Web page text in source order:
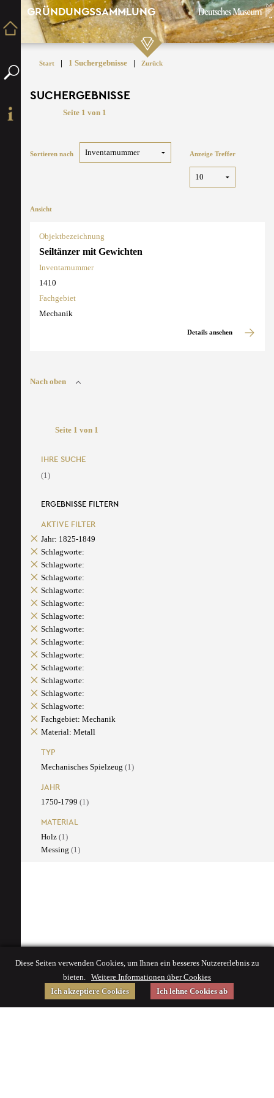
GRÜNDUNGSSAMMLUNG
Start | 1 Suchergebnisse | Zurück
SUCHERGEBNISSE
Seite 1 von 1
Sortieren nach Anzeige Treffer
Ansicht
Objektbezeichnung
Seiltänzer mit Gewichten
Inventarnummer
1410
Fachgebiet
Mechanik
Details ansehen
Nach oben
Seite 1 von 1
IHRE SUCHE
(1)
ERGEBNISSE FILTERN
AKTIVE FILTER
Jahr: 1825-1849
Schlagworte:
Schlagworte:
Schlagworte:
Schlagworte:
Schlagworte:
Schlagworte:
Schlagworte:
Schlagworte:
Schlagworte:
Schlagworte:
Schlagworte:
Schlagworte:
Schlagworte:
Fachgebiet: Mechanik
Material: Metall
TYP
Mechanisches Spielzeug (1)
JAHR
1750-1799 (1)
MATERIAL
Holz (1)
Messing (1)
Diese Seiten verwenden Cookies, um Ihnen ein besseres Nutzererlebnis zu
bieten. Weitere Informationen über Cookies
Ich akzeptiere Cookies
Ich lehne Cookies ab